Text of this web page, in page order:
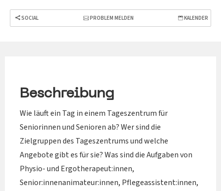
SOCIAL PROBLEM MELDEN KALENDER
Beschreibung
Wie läuft ein Tag in einem Tageszentrum für
Seniorinnen und Senioren ab? Wer sind die
Zielgruppen des Tageszentrums und welche
Angebote gibt es für sie? Was sind die Aufgaben von
Physio- und Ergotherapeut:innen,
Senior:innenanimateur:innen, Pflegeassistent:innen,